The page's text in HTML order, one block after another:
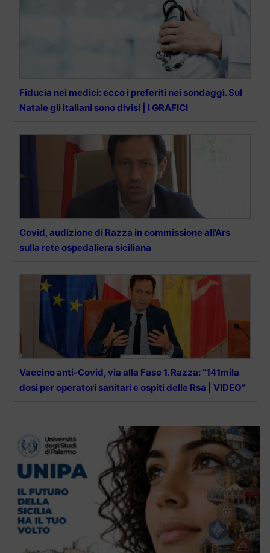
Fiducia nei medici: ecco i preferiti nei sondaggi. Sul
Natale gli italiani sono divisi | I GRAFICI
Covid, audizione di Razza in commissione all’Ars
sulla rete ospedaliera siciliana
Vaccino anti-Covid, via alla Fase 1. Razza: “141mila
dosi per operatori sanitari e ospiti delle Rsa | VIDEO”